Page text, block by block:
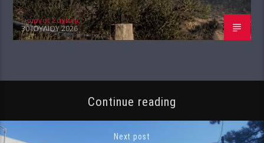
Γιώργος Σαχίνης
30 ΙΟΥΛΊΟΥ 2026
Continue reading
Next post